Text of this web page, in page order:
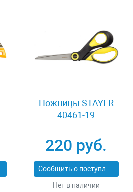
Ножницы STAYER
40461-19
220 руб.
Сообщить о поступлении
Нет в наличии